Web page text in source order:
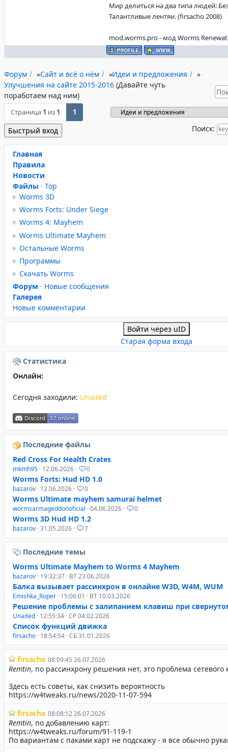
Мир делиться на два типа людей:
Талантливые лентяи. (firsacho 2008)
mod.worms.pro - мод Worms
Форум »Сайт и всё о нём »Идеи и предложения
»
Улучшения на сайте 2015-2016 (Давайте чуть
поработаем над ним)
Страница 1 из 1 1
Поиск:
Главная
Правила
Новости
Файлы · Top
Worms 3D
Worms Forts: Under Siege
Worms 4: Mayhem
Worms Ultimate Mayhem
Остальные Worms
Программы
Скачать Worms
Форум · Новые сообщения
Галерея
Новые комментарии
Войти через uID
Старая форма входа
Статистика
Онлайн:
Сегодня заходили: Unaited
Последние файлы
Red Cross For Health Crates
mkmh95 · 12.06.2026 · 0
Worms Forts: Hud HD 1.0
bazarov · 12.06.2026 · 0
Worms Ultimate mayhem samurai helmet
wormsarmageddonoficial · 04.06.2026 · 0
Worms 3D Hud HD 1.2
bazarov · 31.05.2026 · 7
Последние темы
Worms Ultimate Mayhem to Worms 4 Mayhem
bazarov · 19:32:37 · ВТ 23.06.2026
Балка вызывает рассинхрон в онлайне W3D, W4M, WUM
Emishka_Roper · 15:06:01 · ВТ 10.03.2026
Решение проблемы с залипанием клавиш при
Unaited · 12:55:34 · СР 04.02.2026
Список функций движка
firsacho · 18:54:54 · СБ 31.01.2026